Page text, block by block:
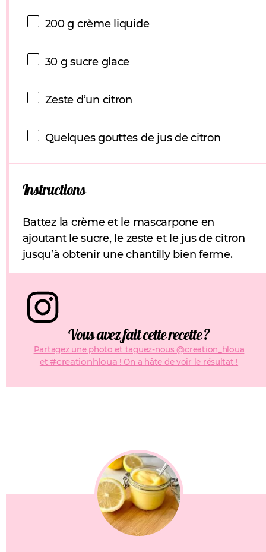
200 g crème liquide
30 g sucre glace
Zeste d’un citron
Quelques gouttes de jus de citron
Instructions
Battez la crème et le mascarpone en
ajoutant le sucre, le zeste et le jus de citron
jusqu’à obtenir une chantilly bien ferme.
Vous avez fait cette recette ?
Partagez une photo et taguez-nous @creation_hloua
et#creationhloua ! On a hâte de voir le résultat !